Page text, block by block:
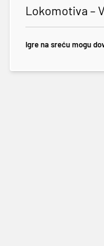
Lokomotiva –
Igre na sreću mogu